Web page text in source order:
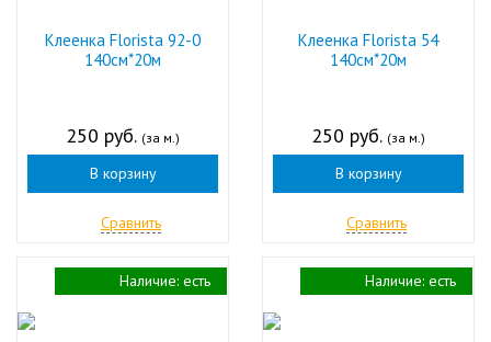
Клеенка Florista 92-0
140см*20м
250 руб. (за м.)
В корзину
Сравнить
Клеенка Florista 54
140см*20м
250 руб. (за м.)
В корзину
Сравнить
Наличие: есть Наличие: есть